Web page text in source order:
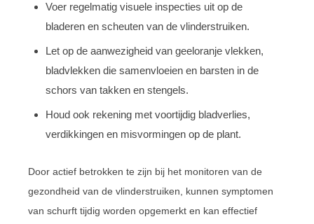
Voer regelmatig visuele inspecties uit op de
bladeren en scheuten van de vlinderstruiken.
Let op de aanwezigheid van geeloranje vlekken,
bladvlekken die samenvloeien en barsten in de
schors van takken en stengels.
Houd ook rekening met voortijdig bladverlies,
verdikkingen en misvormingen op de plant.
Door actief betrokken te zijn bij het monitoren van de
gezondheid van de vlinderstruiken, kunnen symptomen
van schurft tijdig worden opgemerkt en kan effectief